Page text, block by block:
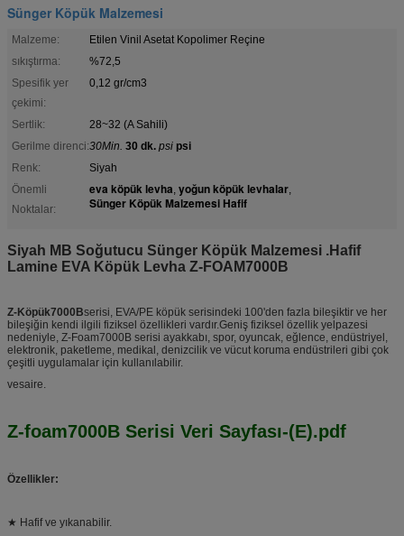
Sünger Köpük Malzemesi
Malzeme:
Etilen Vinil Asetat Kopolimer Reçine
sıkıştırma:
%72,5
Spesifik yer
çekimi:
0,12 gr/cm3
Sertlik:
28~32 (A Sahili)
Gerilme direnci:30Min. 30 dk. psi psi
Renk:
Siyah
Önemli
Noktalar:
eva köpük levha, yoğun köpük levhalar,
Sünger Köpük Malzemesi Hafif
Siyah MB Soğutucu Sünger Köpük Malzemesi .Hafif
Lamine EVA Köpük Levha Z-FOAM7000B
Z-Köpük7000Bserisi, EVA/PE köpük serisindeki 100'den fazla bileşiktir ve her
bileşiğin kendi ilgili fiziksel özellikleri vardır.Geniş fiziksel özellik yelpazesi
nedeniyle, Z-Foam7000B serisi ayakkabı, spor, oyuncak, eğlence, endüstriyel,
elektronik, paketleme, medikal, denizcilik ve vücut koruma endüstrileri gibi çok
çeşitli uygulamalar için kullanılabilir.
vesaire.
Z-foam7000B Serisi Veri Sayfası-(E).pdf
Özellikler:
★ Hafif ve yıkanabilir.